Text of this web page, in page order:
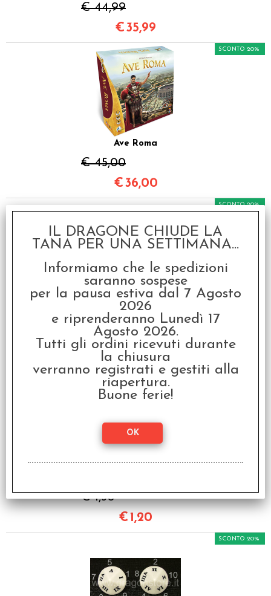
€ 44,99
€35,99
Ave Roma
€ 45,00
SCONTO 20%
€36,00
Dado d6 - Numeri
Romani
€ 1,50
SCONTO 20%
€ 1,20
Dado d6 - Numeri
€ 1,50
SCONTO 20%
€1,20
SCONTO 20%
IL DRAGONE CHIUDE LA
TANA PER UNA SETTIMANA...
Informiamo che le spedizioni
saranno sospese
per la pausa estiva dal 7 Agosto
2026
e riprenderanno Lunedì 17
Agosto 2026.
Tutti gli ordini ricevuti durante
la chiusura
verranno registrati e gestiti alla
riapertura.
Buone ferie!